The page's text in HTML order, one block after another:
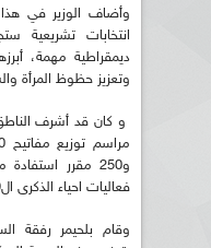
وأضاف الوزير في
انتخابات
ديمقراطية مهمة،
وتعزيز حظوظ المرأة
و كان قد أشرف
و250 مقرر
فعاليات احياء الذكرى ال59 لعيد النصر.
وقام بلحيمر رفقة